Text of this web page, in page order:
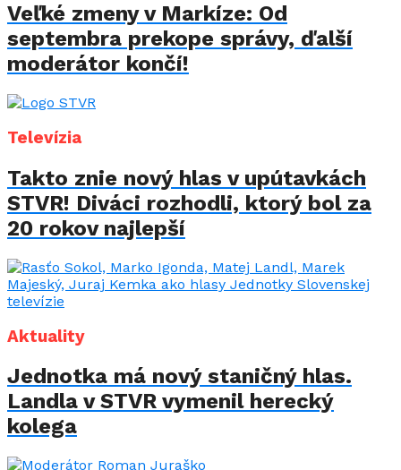
Veľké zmeny v Markíze: Od
septembra prekope správy, ďalší
moderátor končí!
Televízia
Takto znie nový hlas v upútavkách
STVR! Diváci rozhodli, ktorý bol za
20 rokov najlepší
Aktuality
Jednotka má nový staničný hlas.
Landla v STVR vymenil herecký
kolega